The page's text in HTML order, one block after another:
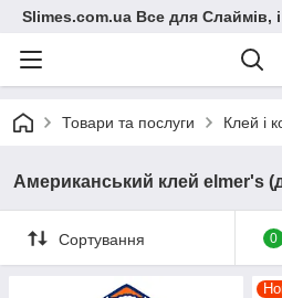
Slimes.com.ua Все для Слаймів,
Товари та послуги Клей і
Американський клей elmer's
Сортування 0